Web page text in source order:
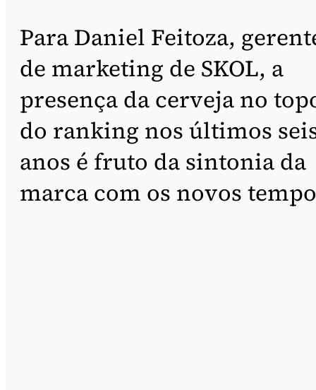
Para Daniel Feitoza,
de marketing de SKOL, a
presença da cerveja no
do ranking nos últimos
anos é fruto da sintonia da
marca com os novos